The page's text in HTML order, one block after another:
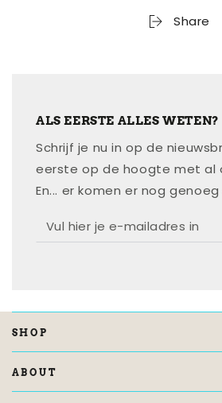
Share
ALS EERSTE ALLES WETEN?
Schrijf je nu in op de
eerste op de hoogte met al
En... er komen er nog
Vul
hier
in
SHOP
ABOUT